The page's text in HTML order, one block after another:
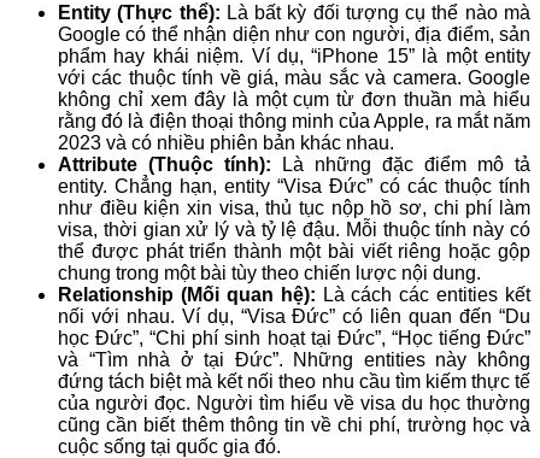
Entity (Thực thể): Là bất kỳ đối tượng cụ thể nào mà
Google có thể nhận diện như con người, địa điểm, sản
phẩm hay khái niệm. Ví dụ, “iPhone 15” là một entity
với các thuộc tính về giá, màu sắc và camera. Google
không chỉ xem đây là một cụm từ đơn thuần mà hiểu
rằng đó là điện thoại thông minh của Apple, ra mắt năm
2023 và có nhiều phiên bản khác nhau.
Attribute (Thuộc tính): Là những đặc điểm mô tả
entity. Chẳng hạn, entity “Visa Đức” có các thuộc tính
như điều kiện xin visa, thủ tục nộp hồ sơ, chi phí làm
visa, thời gian xử lý và tỷ lệ đậu. Mỗi thuộc tính này có
thể được phát triển thành một bài viết riêng hoặc gộp
chung trong một bài tùy theo chiến lược nội dung.
Relationship (Mối quan hệ): Là cách các entities kết
nối với nhau. Ví dụ, “Visa Đức” có liên quan đến “Du
học Đức”, “Chi phí sinh hoạt tại Đức”, “Học tiếng Đức”
và “Tìm nhà ở tại Đức”. Những entities này không
đứng tách biệt mà kết nối theo nhu cầu tìm kiếm thực tế
của người đọc. Người tìm hiểu về visa du học thường
cũng cần biết thêm thông tin về chi phí, trường học và
cuộc sống tại quốc gia đó.